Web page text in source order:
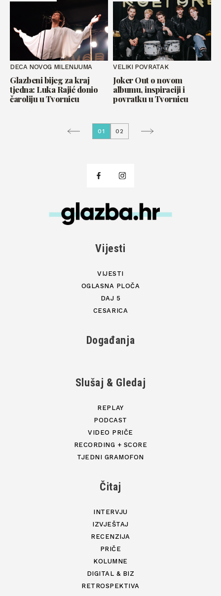
DECA NOVOG MILENIJUMA
Glazbeni bijeg za kraj
tjedna: Luka Rajić donio
čaroliju u Tvornicu
VELIKI POVRATAK
Joker Out o novom
albumu, inspiraciji i
povratku u Tvornicu
01 02
Vijesti
VIJESTI
OGLASNA PLOČA
DAJ 5
CESARICA
Događanja
Slušaj & Gledaj
REPLAY
PODCAST
VIDEO PRIČE
RECORDING + SCORE
TJEDNI GRAMOFON
Čitaj
INTERVJU
IZVJEŠTAJ
RECENZIJA
PRIČE
KOLUMNE
DIGITAL & BIZ
RETROSPEKTIVA